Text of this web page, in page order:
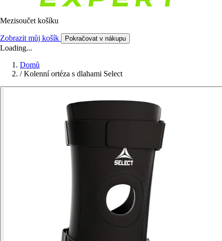
Mezisoučet košíku
Zobrazit můj košík Pokračovat v nákupu
Loading...
Domů
/ Kolenní ortéza s dlahami Select